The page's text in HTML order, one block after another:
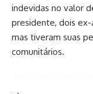
indevidas no valor
presidente, dois
mas tiveram suas
comunitários.